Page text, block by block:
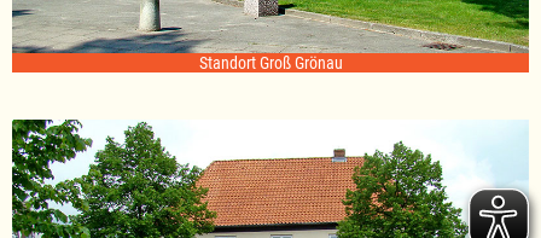
Standort Groß Grönau